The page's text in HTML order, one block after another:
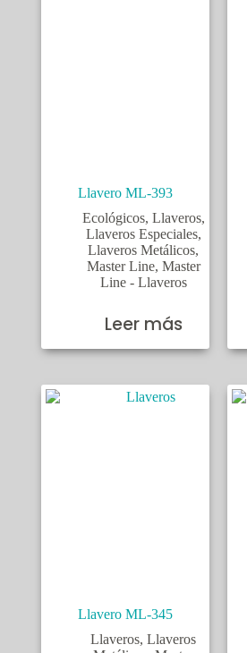
Llavero ML-393
Ecológicos, Llaveros,
Llaveros Especiales,
Llaveros Metálicos,
Master Line, Master
Line - Llaveros
Leer más
Llavero ML-345
Llaveros, Llaveros